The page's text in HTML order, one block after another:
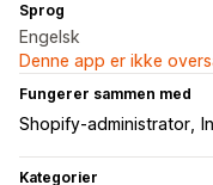
Sprog
Engelsk
Denne app er ikke
Fungerer sammen med
Shopify-administrator
Kategorier